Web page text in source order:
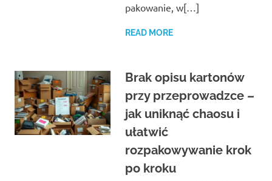
pakowanie, w[…]
READ MORE
Brak opisu kartonów
przy przeprowadzce –
jak uniknąć chaosu i
ułatwić
rozpakowywanie krok
po kroku